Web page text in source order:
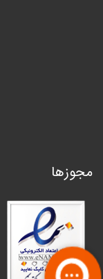
مجوزها